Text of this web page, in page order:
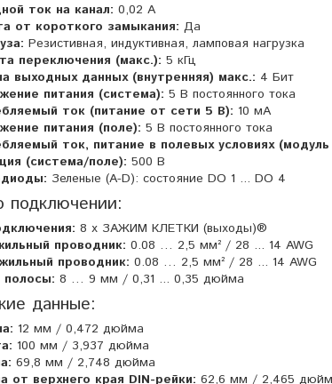
ток на канал: 0,02 A
от короткого замыкания: Да
Резистивная, индуктивная, ламповая нагрузка
переключения (макс.): 5 кГц
выходных данных (внутренняя) макс.: 4 Бит
питания (система): 5 В постоянного тока
ток (питание от сети 5 В): 10 мА
питания (поле): 5 В постоянного тока
ток, питание в полевых условиях
(система/поле): 500 В
Зеленые (A-D): состояние DO 1 ... DO 4
подключении:
8 x ЗАЖИМ КЛЕТКИ (выходы)®
проводник: 0.08 … 2,5 мм² / 28 ... 14 AWG
проводник: 0.08 … 2,5 мм² / 28 ... 14 AWG
полосы: 8 … 9 мм / 0,31 ... 0,35 дюйма
данные:
12 мм / 0,472 дюйма
100 мм / 3,937 дюйма
69,8 мм / 2,748 дюйма
от верхнего края DIN-рейки: 62,6 мм / 2,465